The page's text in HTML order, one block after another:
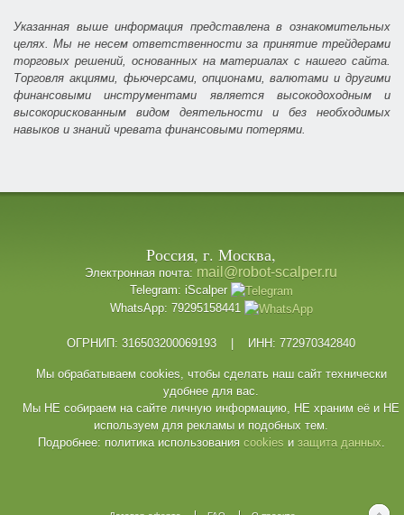
Указанная выше информация представлена в ознакомительных
целях. Мы не несем ответственности за принятие трейдерами
торговых решений, основанных на материалах с нашего сайта.
Торговля акциями, фьючерсами, опционами, валютами и другими
финансовыми инструментами является высокодоходным и
высокорискованным видом деятельности и без необходимых
навыков и знаний чревата финансовыми потерями.
Россия, г. Москва,
Электронная почта: mail@robot-scalper.ru
Telegram: iScalper
WhatsApp: 79295158441
ОГРНИП: 316503200069193 | ИНН: 772970342840
Мы обрабатываем cookies, чтобы сделать наш сайт технически
удобнее для вас.
Мы НЕ собираем на сайте личную информацию, НЕ храним её и НЕ
используем для рекламы и подобных тем.
Подробнее: политика использования cookies и защита данных.